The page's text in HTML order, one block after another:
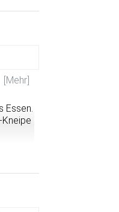
an
[Mehr]